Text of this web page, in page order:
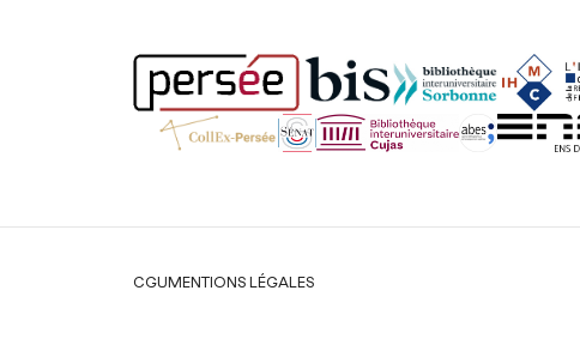
Légal
CGUMENTIONS LÉGALES